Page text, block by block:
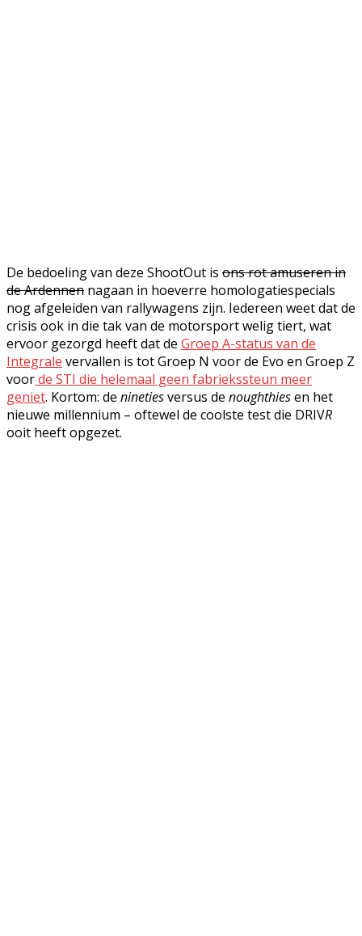
De bedoeling van deze ShootOut is ons rot amuseren in
de Ardennen nagaan in hoeverre homologatiespecials
nog afgeleiden van rallywagens zijn. Iedereen weet dat de
crisis ook in die tak van de motorsport welig tiert, wat
ervoor gezorgd heeft dat de Groep A-status van de
Integrale vervallen is tot Groep N voor de Evo en Groep Z
voorde STI die helemaal geen fabriekssteun meer
geniet. Kortom: de ninetiesversus de noughthiesen het
nieuwe millennium – oftewel de coolste test die DRIVR
ooit heeft opgezet.